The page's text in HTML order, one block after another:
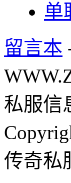
单
留言本
私服信
传奇私